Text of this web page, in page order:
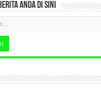
ANDA DI SINI